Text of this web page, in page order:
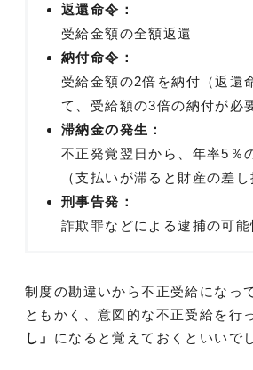
返還命令：
受給金額の全額返還
納付命令：
受給金額の2倍を納付（返還
て、受給額の3倍の納付が必
滞納金の発生：
不正発覚翌日から、年率5％
（支払いが滞ると財産の差し
刑事告発：
詐欺罪などによる逮捕の可能
制度の勘違いから不正受給になっ
ともかく、意図的な不正受給を行
し」 になると覚えておくといいで